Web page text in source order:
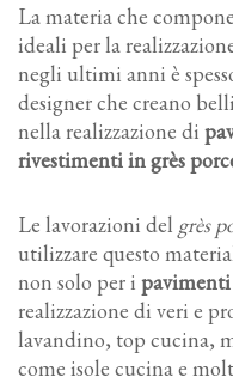
La materia che
ideali per la
negli ultimi anni è
designer che creano
nella realizzazione di
rivestimenti in grès
Le lavorazioni del grès
utilizzare questo
non solo per i pavimenti
realizzazione di veri e
lavandino, top cucina,
come isole cucina e